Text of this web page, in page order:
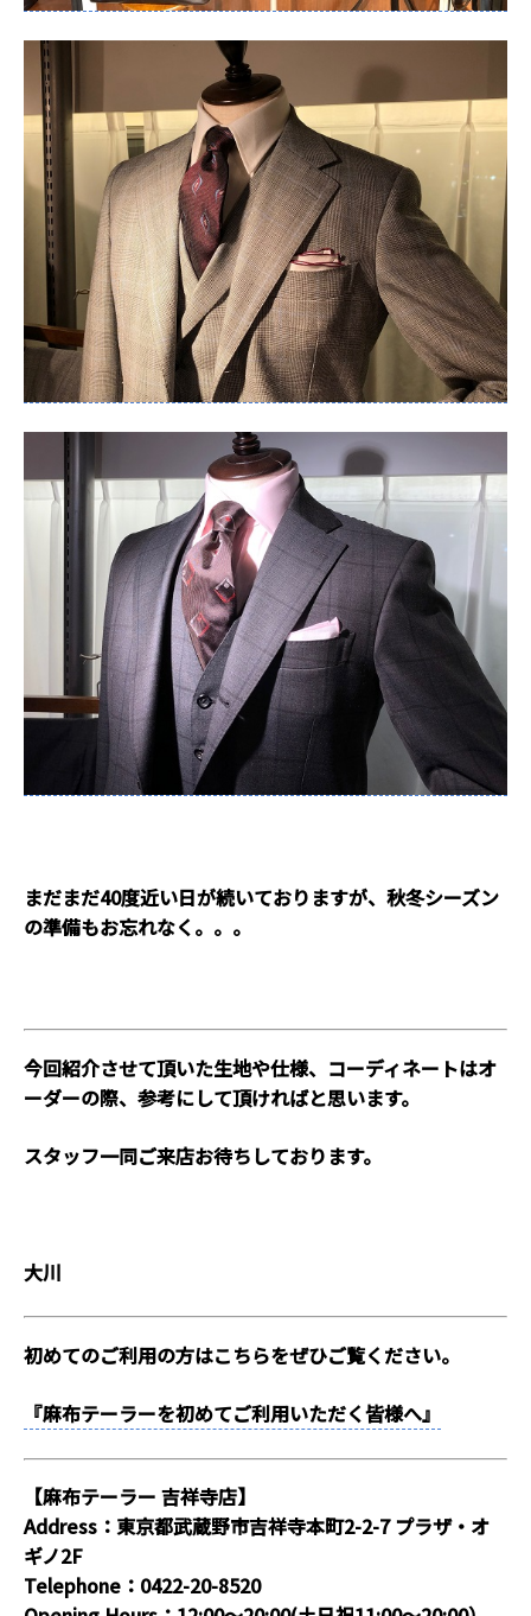
まだまだ40度近い日が続いておりますが、秋冬シーズン
の準備もお忘れなく。。。
今回紹介させて頂いた生地や仕様、コーディネートはオ
ーダーの際、参考にして頂ければと思います。
スタッフ一同ご来店お待ちしております。
大川
初めてのご利用の方はこちらをぜひご覧ください。
『麻布テーラーを初めてご利用いただく皆様へ』
【麻布テーラー 吉祥寺店】
Address：東京都武蔵野市吉祥寺本町2-2-7 プラザ・オ
ギノ2F
Telephone：0422-20-8520